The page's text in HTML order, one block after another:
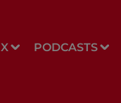
PODCASTS